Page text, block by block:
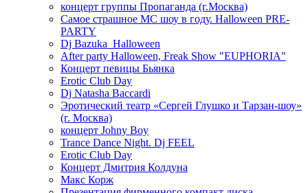
концерт группы Пропаганда (г.Москва)
Самое страшное МС шоу в году. Halloween PRE-
PARTY
Dj Bazuka_Halloween
After party Halloween, Freak Show "EUPHORIA"
Концерт певицы Бьянка
Erotic Club Day
Dj Natasha Baccardi
Эротический театр «Сергей Глушко и Тарзан-шоу»
(г. Москва)
концерт Johny Boy
Trance Dance Night. Dj FEEL
Erotic Club Day
Концерт Дмитрия Колдуна
Макс Корж